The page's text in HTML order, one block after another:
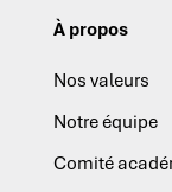
À propos
Nos valeurs
Notre équipe
Comité